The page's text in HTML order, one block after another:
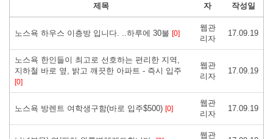
제목
자
작성일
노스욕 하우스 이층방 입니다. ..하루에 30불 [0]
웹관
리자
17.09.19
노스욕 한인들이 최고로 선호하는 편리한 지역,
지하철 바로 옆, 밝고 깨끗한 아파트 - 즉시 입주
[0]
웹관
리자
17.09.19
노스욕 방렌트 여학생구함(바로 입주$500) [0]
웹관
리자
17.09.19
웹관